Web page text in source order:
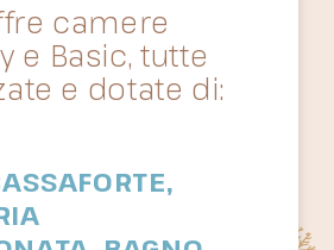
camere
e Basic, tutte
e dotate di: